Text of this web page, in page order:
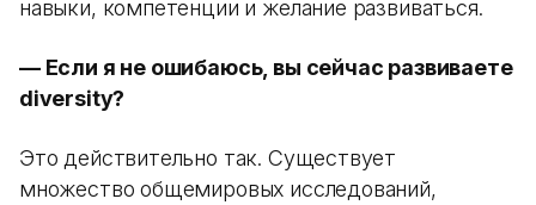
навыки, компетенции и желание развиваться.
— Если я не ошибаюсь, вы сейчас развиваете
diversity?
Это действительно так. Существует
множество общемировых исследований,